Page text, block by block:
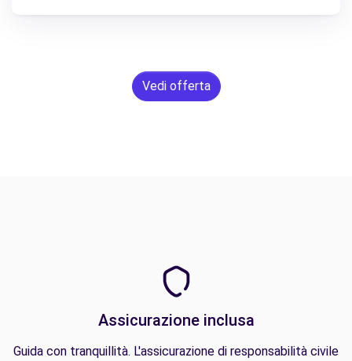
Vedi offerta
Assicurazione inclusa
Guida con tranquillità. L'assicurazione di responsabilità civile